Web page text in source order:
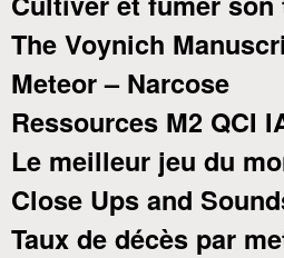
The Voynich
Meteor – Narcose
Ressources M2 QCI
Le meilleur jeu du
Close Ups and
Taux de décès par